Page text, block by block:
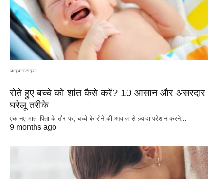
लाइफस्टाइल
रोते हुए बच्चे को शांत कैसे करें? 10 आसान और असरदार
घरेलू तरीके
एक नए माता-पिता के तौर पर, बच्चे के रोने की आवाज़ से ज़्यादा परेशान करने…
9 months ago